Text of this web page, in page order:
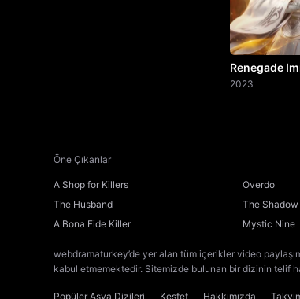
Renegade
2023
Öne Çıkanlar
A Shop for Killers Overdo
The Husband
The
A Bona Fide Killer
Mystic Nine
webdramaturkey’de yer alan tüm içerikler video
kabul etmemektedir. Sitemizde bulunan bir dizinin telif
Popüler Asya Dizileri Keşfet Hakkımızda